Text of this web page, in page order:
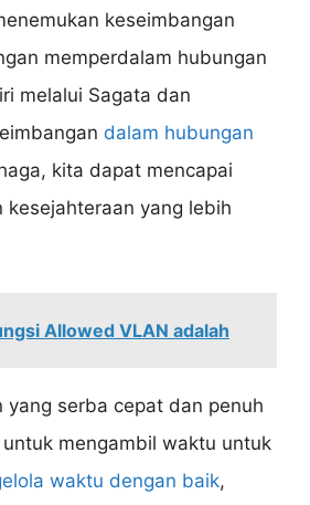
keseimbangan
memperdalam hubungan
melalui Sagata dan
dalam hubungan
kita dapat mencapai
kesejahteraan yang lebih
Allowed VLAN adalah
yang serba cepat dan penuh
mengambil waktu untuk
waktu dengan baik,